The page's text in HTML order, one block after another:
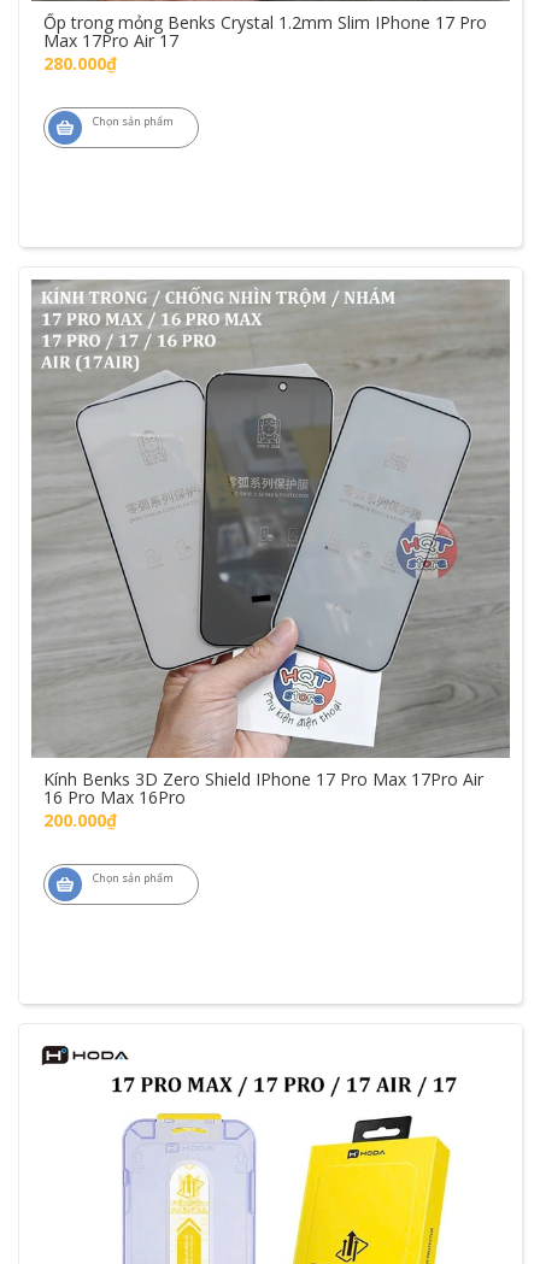
Ốp trong mỏng Benks Crystal 1.2mm Slim IPhone 17 Pro
Max 17Pro Air 17
280.000₫
Chọn sản phẩm
Kính Benks 3D Zero Shield IPhone 17 Pro Max 17Pro Air
16 Pro Max 16Pro
200.000₫
Chọn sản phẩm